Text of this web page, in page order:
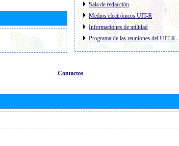
Sala de redacción
Medios electrónicos UIT-R
Informaciones de utilidad
Programa de las reuniones del UIT-R-
Contactos